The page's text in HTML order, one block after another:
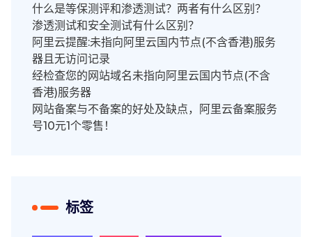
什么是等保测评和渗透测试？两者有什么区别？
渗透测试和安全测试有什么区别？
阿里云提醒:未指向阿里云国内节点(不含香港)服务
器且无访问记录
经检查您的网站域名未指向阿里云国内节点(不含
香港)服务器
网站备案与不备案的好处及缺点，阿里云备案服务
号10元1个零售！
标签